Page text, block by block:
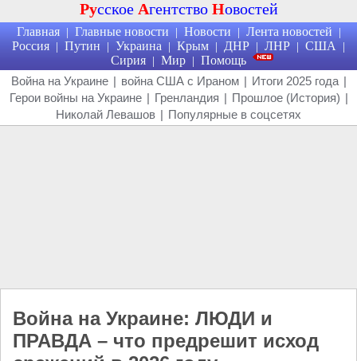
Русское Агентство Новостей
Главная | Главные новости | Новости | Лента новостей |
Россия | Путин | Украина | Крым | ДНР | ЛНР | США |
Сирия | Мир | Помощь
Война на Украине | война США с Ираном | Итоги 2025 года |
Герои войны на Украине | Гренландия | Прошлое (История) |
Николай Левашов | Популярные в соцсетях
Война на Украине: ЛЮДИ и
ПРАВДА – что предрешит исход